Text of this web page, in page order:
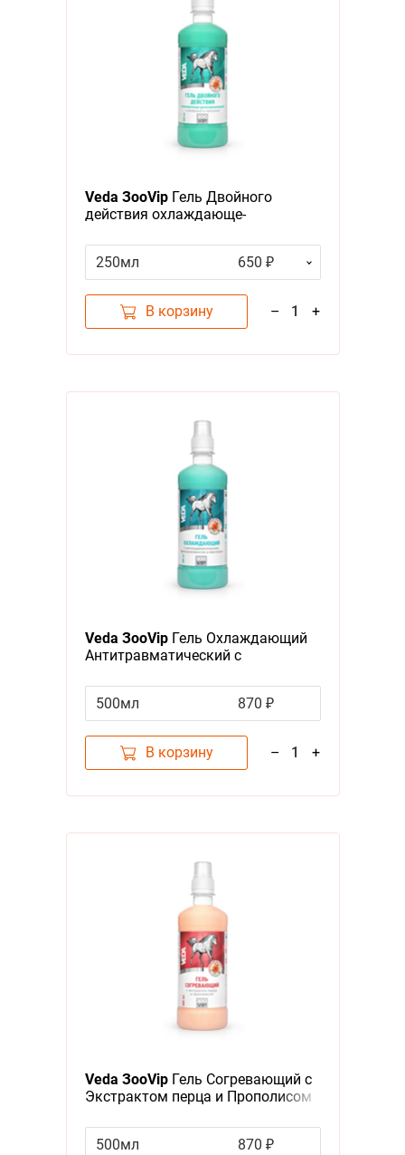
Veda ЗооVipГель Двойного
действия охлаждающе-
Ментолом
250мл 650 ₽
В корзину – 1 +
Veda ЗооVipГель Охлаждающий
Антитравматический с
500мл
870 ₽
В корзину – 1 +
Veda ЗооVipГель Согревающий с
Экстрактом перца и Прополисом
500мл 870 ₽